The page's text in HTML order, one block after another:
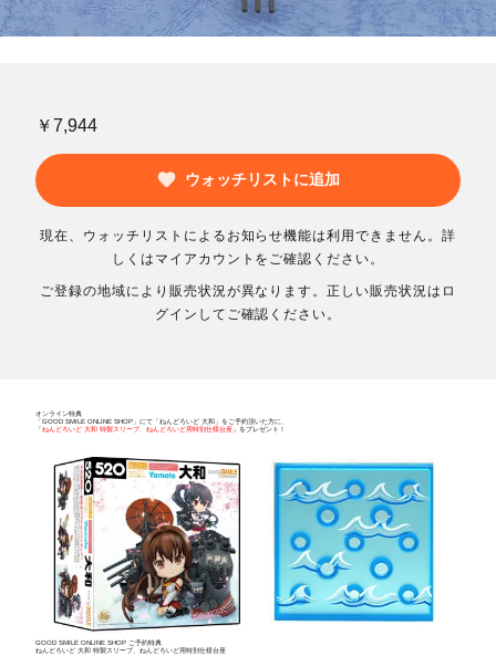
￥7,944
ウォッチリストに追加
現在、ウォッチリストによるお知らせ機能は利用できません。詳
しくはマイアカウントをご確認ください。
ご登録の地域により販売状況が異なります。正しい販売状況はロ
グインしてご確認ください。
オンライン特典
「GOOD SMILE ONLINE SHOP」にて「ねんどろいど 大和」をご予約頂いた方に、
「ねんどろいど 大和 特製スリーブ、ねんどろいど用特別仕様台座 」をプレゼント！
GOOD SMILE ONLINE SHOP ご予約特典
ねんどろいど 大和 特製スリーブ、ねんどろいど用特別仕様台座